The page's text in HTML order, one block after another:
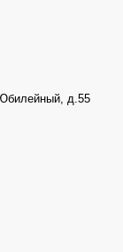
Юбилейный, д.55